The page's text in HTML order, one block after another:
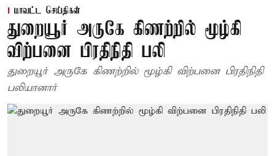
மாவட்ட செய்திகள்
துறையூர் அருகே கிணற்றில் மூழ்கி
விற்பனை பிரதிநிதி பலி
துறையூர் அருகே கிணற்றில் மூழ்கி விற்பனை பிரதிநிதி
பலியானார்